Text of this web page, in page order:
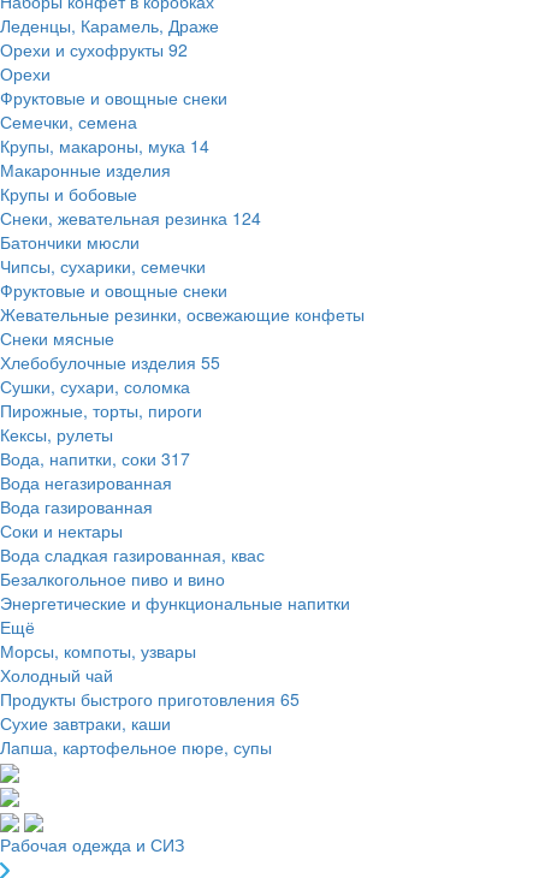
Леденцы, Карамель, Драже
Орехи и сухофрукты 92
Орехи
Фруктовые и овощные снеки
Семечки, семена
Крупы, макароны, мука 14
Макаронные изделия
Крупы и бобовые
Снеки, жевательная резинка 124
Батончики мюсли
Чипсы, сухарики, семечки
Фруктовые и овощные снеки
Жевательные резинки, освежающие конфеты
Снеки мясные
Хлебобулочные изделия 55
Сушки, сухари, соломка
Пирожные, торты, пироги
Кексы, рулеты
Вода, напитки, соки 317
Вода негазированная
Вода газированная
Соки и нектары
Вода сладкая газированная, квас
Безалкогольное пиво и вино
Энергетические и функциональные напитки
Ещё
Морсы, компоты, узвары
Холодный чай
Продукты быстрого приготовления 65
Сухие завтраки, каши
Лапша, картофельное пюре, супы
Рабочая одежда и СИЗ